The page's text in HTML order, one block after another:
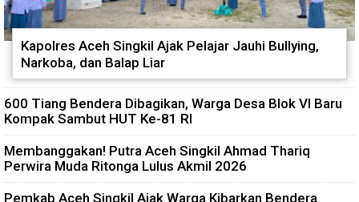
Kapolres Aceh Singkil Ajak Pelajar Jauhi Bullying,
Narkoba, dan Balap Liar
600 Tiang Bendera Dibagikan, Warga Desa Blok VI Baru
Kompak Sambut HUT Ke-81 RI
Membanggakan! Putra Aceh Singkil Ahmad Thariq
Perwira Muda Ritonga Lulus Akmil 2026
Pemkab Aceh Singkil Ajak Warga Kibarkan Bendera